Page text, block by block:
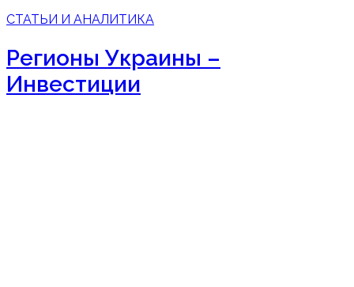
СТАТЬИ И АНАЛИТИКА
Регионы Украины –
Инвестиции